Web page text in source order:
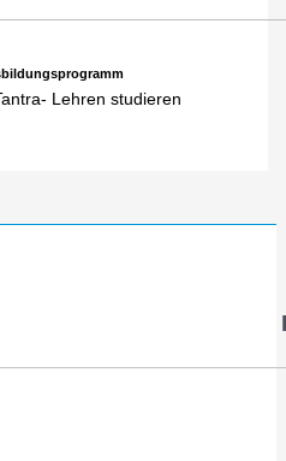
Lehren studieren